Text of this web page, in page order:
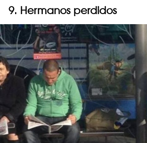
9. Hermanos perdidos